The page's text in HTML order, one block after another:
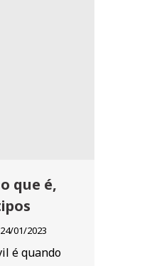
que é,
24/01/2023
é quando